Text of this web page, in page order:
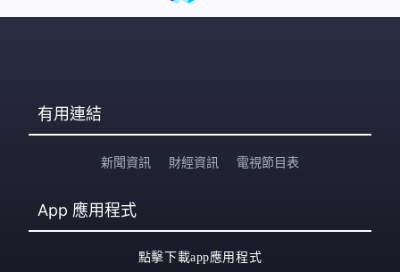
有用連結
新聞資訊 財經資訊 電視節目表
App 應用程式
點擊下載app應用程式